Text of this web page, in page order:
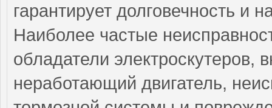
гарантирует долговечность и
Наиболее частые
обладатели
неработающий двигатель,